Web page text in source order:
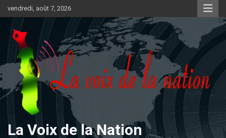
au
contenu
vendredi, août 7, 2026
La Voix de la Nation